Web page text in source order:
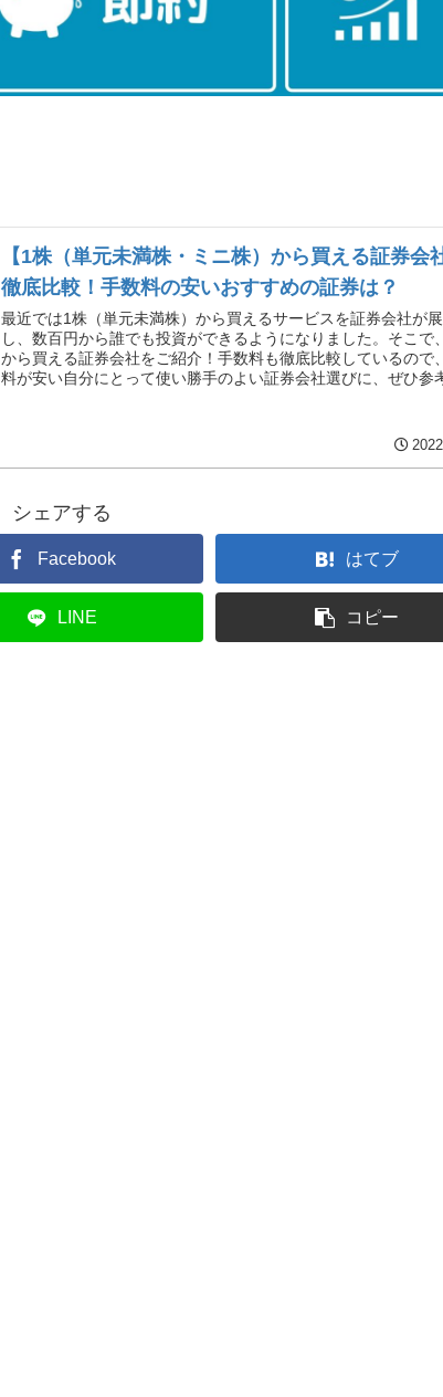
【1株（単元未満株・ミニ株）から買える証券会
徹底比較！手数料の安いおすすめの証券は？
最近では1株（単元未満株）から買えるサービスを証券会社が
し、数百円から誰でも投資ができるようになりました。そこで
から買える証券会社をご紹介！手数料も徹底比較しているので
料が安い自分にとって使い勝手のよい証券会社選びに、ぜひ参
シェアする
Facebook はてブ
LINE コピー